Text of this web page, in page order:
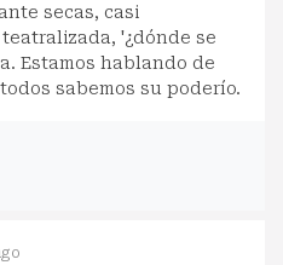
secas, casi
'¿dónde se
Estamos hablando de
sabemos su poderío.